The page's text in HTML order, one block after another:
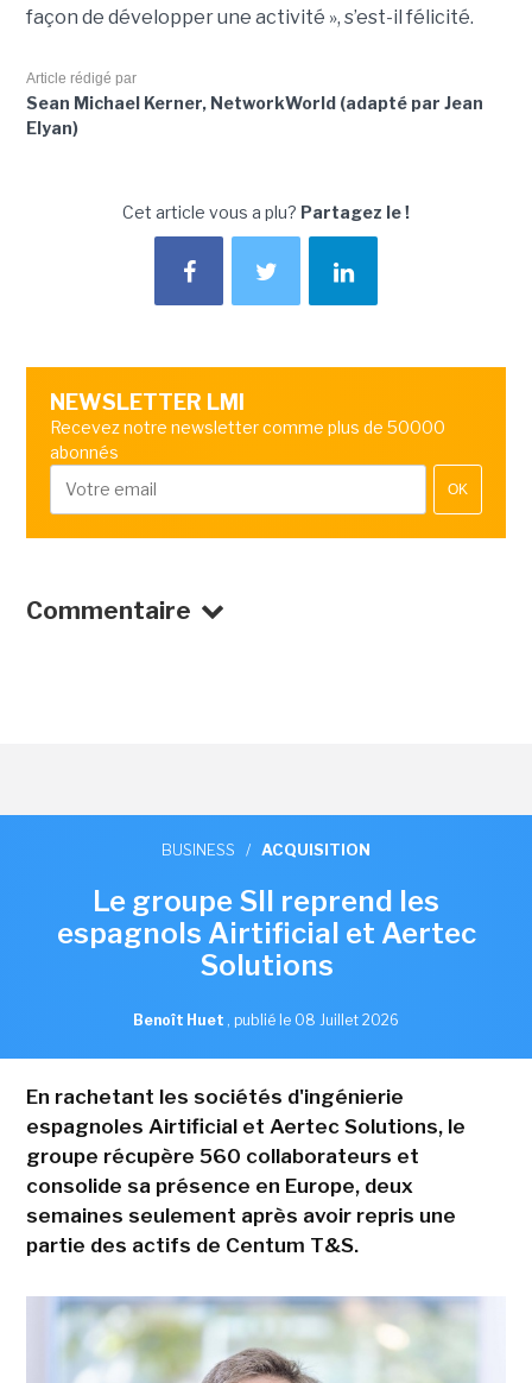
façon de développer une activité », s’est-il félicité.
Article rédigé par
Sean Michael Kerner, NetworkWorld (adapté par Jean
Elyan)
Cet article vous a plu? Partagez le !
NEWSLETTER LMI
Recevez notre newsletter comme plus de 50000
abonnés
OK
Commentaire
BUSINESS / ACQUISITION
Le groupe SII reprend les
espagnols Airtificial et Aertec
Solutions
Benoît Huet , publié le 08 Juillet 2026
En rachetant les sociétés d'ingénierie
espagnoles Airtificial et Aertec Solutions, le
groupe récupère 560 collaborateurs et
consolide sa présence en Europe, deux
semaines seulement après avoir repris une
partie des actifs de Centum T&S.